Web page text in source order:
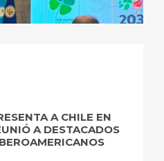
A CHILE EN
A DESTACADOS